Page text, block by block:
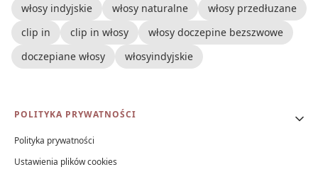
włosy indyjskie
włosy naturalne
włosy przedłuzane
clip in
clip in włosy
włosy doczepine bezszwowe
doczepiane włosy
włosyindyjskie
Linki w stopce
POLITYKA PRYWATNOŚCI
Polityka prywatności
Ustawienia plików cookies